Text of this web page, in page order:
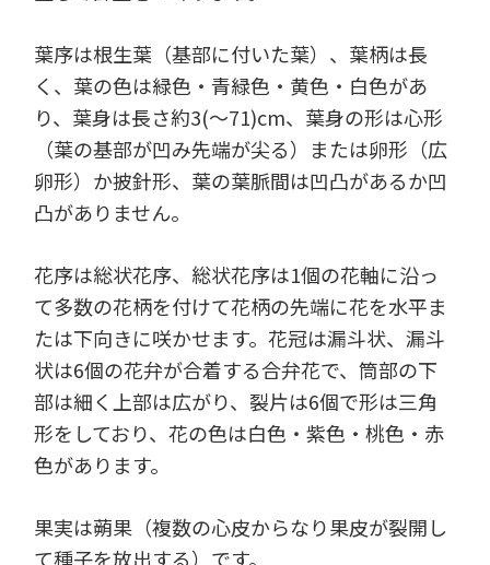
葉序は根生葉（基部に付いた葉）、葉柄は長
く、葉の色は緑色・青緑色・黄色・白色があ
り、葉身は長さ約3(～71)cm、葉身の形は心形
（葉の基部が凹み先端が尖る）または卵形（広
卵形）か披針形、葉の葉脈間は凹凸があるか凹
凸がありません。
花序は総状花序、総状花序は1個の花軸に沿っ
て多数の花柄を付けて花柄の先端に花を水平ま
たは下向きに咲かせます。花冠は漏斗状、漏斗
状は6個の花弁が合着する合弁花で、筒部の下
部は細く上部は広がり、裂片は6個で形は三角
形をしており、花の色は白色・紫色・桃色・赤
色があります。
果実は蒴果（複数の心皮からなり果皮が裂開し
て種子を放出する）です。